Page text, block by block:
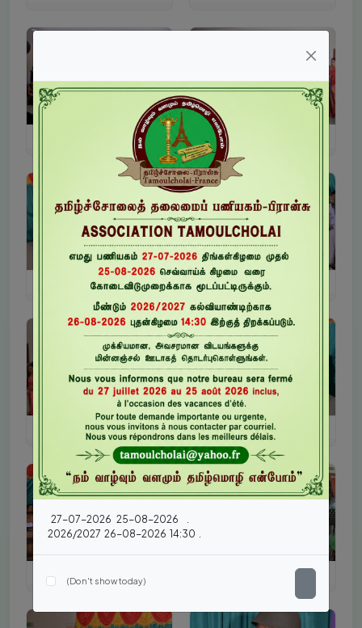
5 6
7 8
தமிழ்ச்சோலைத் தலைமைப் பணியகம் 27-07-2026 திங்கள்கிழமை முதல் 25-08-2026 செவ்வாய்க் கிழமை வரை கோடைவிடுமுறைக்காக மூடப்பட்டிருக்கும்.
மீண்டும் 2026/2027 கல்வியாண்டிற்காக 26-08-2026 புதன்கிழமை 14:30 இற்குத் திறக்கப்படும்.
இன்று மீண்டும் காட்ட வேண்டாம் (Don't show today)